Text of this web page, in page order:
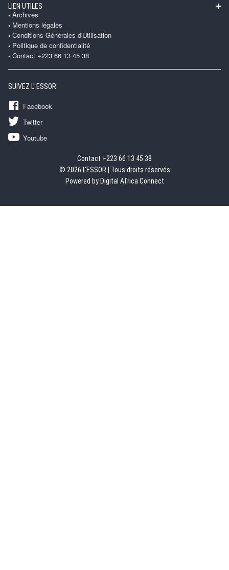
LIEN UTILES
Archives
Mentions légales
Conditions Générales d'Utilisation
Politique de confidentialité
Contact +223 66 13 45 38
SUIVEZ L' ESSOR
Facebook
Twitter
Youtube
Contact +223 66 13 45 38
© 2026 L'ESSOR | Tous droits réservés
Powered by Digital Africa Connect